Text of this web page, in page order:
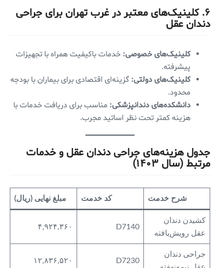
۶. کلینیک‌های معتبر در غرب تهران برای جراحی
دندان عقل
کلینیک‌های خصوصی: خدمات باکیفیت همراه با تجهیزات
پیشرفته.
کلینیک‌های دولتی: گزینه‌ای اقتصادی برای بیماران با بودجه
محدود.
دانشکده‌های دندانپزشکی: مناسب برای دریافت خدمات با
هزینه کمتر تحت نظر اساتید مجرب.
جدول هزینه‌های جراحی دندان عقل و خدمات
مرتبط (سال ۱۴۰۳)
شرح خدمت کد خدمت مبلغ نهایی (ریال)
کشیدن دندان
عقل رویش‌یافته
D7140 ۴,۹۲۴,۳۶۰
جراحی دندان
D7230 ۱۲,۸۳۶,۵۲۰